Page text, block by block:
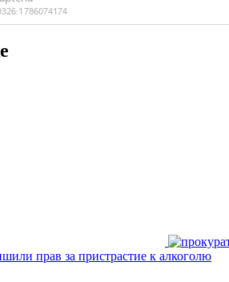
прав за пристрастие к алкоголю